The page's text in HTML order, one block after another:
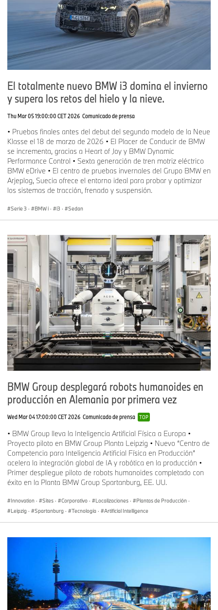
El totalmente nuevo BMW i3 domina el invierno
y supera los retos del hielo y la nieve.
Thu Mar 05 19:00:00 CET 2026 Comunicado de prensa
• Pruebas finales antes del debut del segundo modelo de la Neue
Klasse el 18 de marzo de 2026 • El Placer de Conducir de BMW
se incrementa, gracias a Heart of Joy y BMW Dynamic
Performance Control • Sexta generación de tren motriz eléctrico
BMW eDrive • El centro de pruebas invernales del Grupo BMW en
Arjeplog, Suecia ofrece el entorno ideal para probar y optimizar
los sistemas de tracción, frenado y suspensión.
Serie 3 · BMW i · i3 · Sedan
BMW Group desplegará robots humanoides en
producción en Alemania por primera vez
Wed Mar 04 17:00:00 CET 2026 Comunicado de prensa TOP
• BMW Group lleva la Inteligencia Artificial Física a Europa •
Proyecto piloto en BMW Group Planta Leipzig • Nuevo “Centro de
Competencia para Inteligencia Artificial Física en Producción”
acelera la integración global de IA y robótica en la producción •
Primer despliegue piloto de robots humanoides completado con
éxito en la Planta BMW Group Spartanburg, EE. UU.
Innovation · Sites · Corporativo · Localizaciones · Plantas de Producción ·
Leipzig · Spartanburg · Tecnología · Artificial Intelligence